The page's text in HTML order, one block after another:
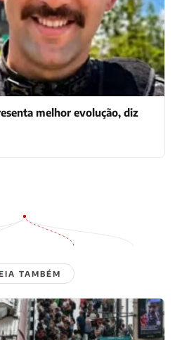
melhor evolução, diz
TAMBÉM